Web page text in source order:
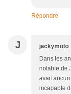
Répondre
J jackymoto
Dans les
notable de
avait
incapable